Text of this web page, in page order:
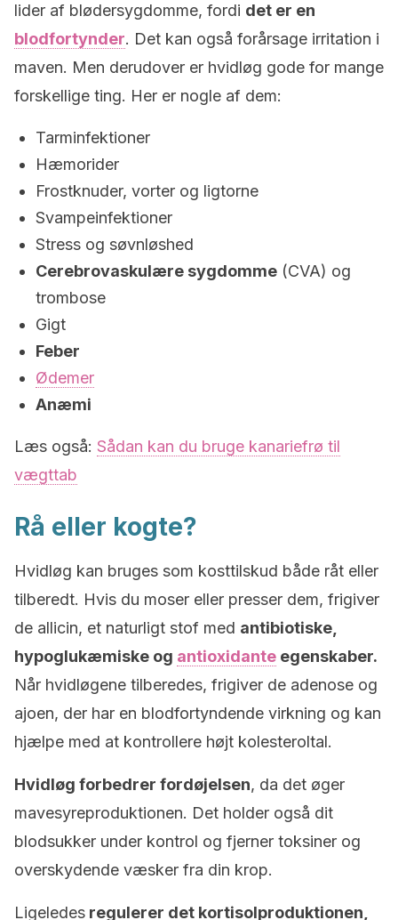
lider af blødersygdomme, fordi det er en
blodfortynder. Det kan også forårsage irritation i
maven. Men derudover er hvidløg gode for mange
forskellige ting. Her er nogle af dem:
Tarminfektioner
Hæmorider
Frostknuder, vorter og ligtorne
Svampeinfektioner
Stress og søvnløshed
Cerebrovaskulære sygdomme (CVA) og
trombose
Gigt
Feber
Ødemer
Anæmi
Læs også: Sådan kan du bruge kanariefrø til
vægttab
Rå eller kogte?
Hvidløg kan bruges som kosttilskud både råt eller
tilberedt. Hvis du moser eller presser dem, frigiver
de allicin, et naturligt stof med antibiotiske,
hypoglukæmiske og antioxidante egenskaber.
Når hvidløgene tilberedes, frigiver de adenose og
ajoen, der har en blodfortyndende virkning og kan
hjælpe med at kontrollere højt kolesteroltal.
Hvidløg forbedrer fordøjelsen, da det øger ​​
mavesyreproduktionen. Det holder også dit
blodsukker under kontrol og fjerner toksiner og
overskydende væsker fra din krop.
Ligeledes regulerer det kortisolproduktionen,